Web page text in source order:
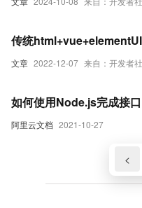
文章 2022-12-07 来自：开发者
传统
阿里云文档 2021-10-27
如何使用Node.js完成接
<